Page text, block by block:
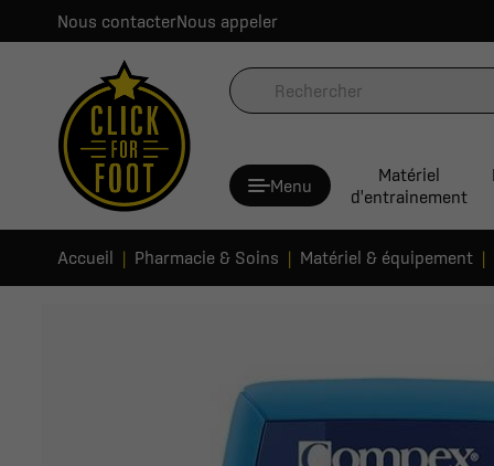
Nous contacterNous appeler
Menu
Matériel
d'entrainement
Accueil Pharmacie & Soins Matériel & équipement